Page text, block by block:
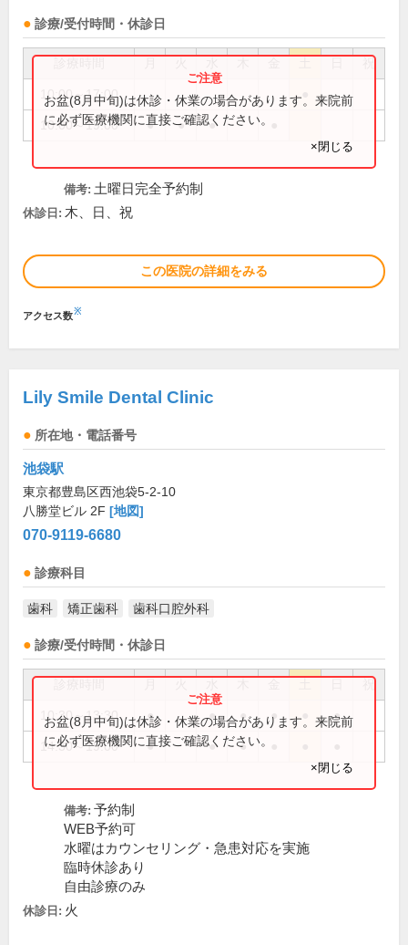
診療/受付時間・休診日
祝
10:00～17:00
10:00～19:00 ● ● ●
お盆(8月中旬)は休診・休業の場合があります。来院前
に必ず医療機関に直接ご確認ください。
×閉じる
備考: 土曜日完全予約制
休診日: 木、日、祝
この医院の詳細をみる
アクセス数※
Lily Smile Dental Clinic
所在地・電話番号
池袋駅
東京都豊島区西池袋5-2-10
八勝堂ビル 2F [地図]
070-9119-6680
診療科目
歯科 矯正歯科 歯科口腔外科
診療/受付時間・休診日
祝
10:30～13:30 ● ● ● ● ●
14:30～19:00 ● ● ●
お盆(8月中旬)は休診・休業の場合があります。来院前
に必ず医療機関に直接ご確認ください。
×閉じる
備考: 予約制
WEB予約可
水曜はカウンセリング・急患対応を実施
臨時休診あり
自由診療のみ
休診日: 火